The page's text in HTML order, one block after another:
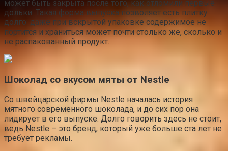
может быть закрыта после того, как отломили первые
дольки. Такая форма выпуска позволяет есть плитку
долго: даже при вскрытой упаковке содержимое не
портится и храниться может почти столько же, сколько и
не распакованный продукт.
Шоколад со вкусом мяты от Nestle
Со швейцарской фирмы Nestle началась история
мятного современного шоколада, и до сих пор она
лидирует в его выпуске. Долго говорить здесь не стоит,
ведь Nestle – это бренд, который уже больше ста лет не
требует рекламы.